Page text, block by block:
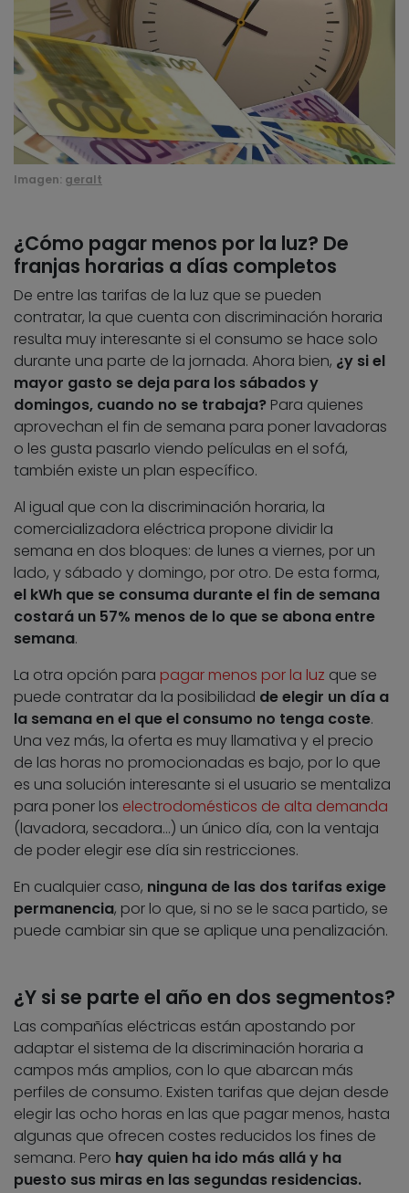
Imagen: geralt
¿Cómo pagar menos por la luz? De
franjas horarias a días completos
De entre las tarifas de la luz que se pueden
contratar, la que cuenta con discriminación horaria
resulta muy interesante si el consumo se hace solo
durante una parte de la jornada. Ahora bien, ¿y si el
mayor gasto se deja para los sábados y
domingos, cuando no se trabaja? Para quienes
aprovechan el fin de semana para poner lavadoras
o les gusta pasarlo viendo películas en el sofá,
también existe un plan específico.
Al igual que con la discriminación horaria, la
comercializadora eléctrica propone dividir la
semana en dos bloques: de lunes a viernes, por un
lado, y sábado y domingo, por otro. De esta forma,
el kWh que se consuma durante el fin de semana
costará un 57% menos de lo que se abona entre
semana.
La otra opción para pagar menos por la luz que se
puede contratar da la posibilidad de elegir un día a
la semana en el que el consumo no tenga coste.
Una vez más, la oferta es muy llamativa y el precio
de las horas no promocionadas es bajo, por lo que
es una solución interesante si el usuario se mentaliza
para poner los electrodomésticos de alta demanda
(lavadora, secadora…) un único día, con la ventaja
de poder elegir ese día sin restricciones.
En cualquier caso, ninguna de las dos tarifas exige
permanencia, por lo que, si no se le saca partido, se
puede cambiar sin que se aplique una penalización.
¿Y si se parte el año en dos segmentos?
Las compañías eléctricas están apostando por
adaptar el sistema de la discriminación horaria a
campos más amplios, con lo que abarcan más
perfiles de consumo. Existen tarifas que dejan desde
elegir las ocho horas en las que pagar menos, hasta
algunas que ofrecen costes reducidos los fines de
semana. Pero hay quien ha ido más allá y ha
puesto sus miras en las segundas residencias.